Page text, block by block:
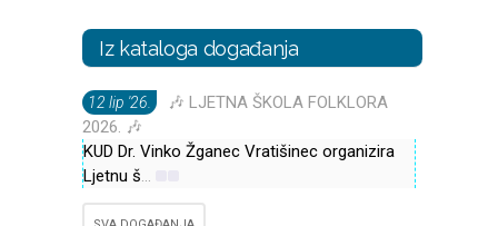
Iz kataloga događanja
12 lip '26.
🎶 LJETNA ŠKOLA FOLKLORA
2026. 🎶
KUD Dr. Vinko Žganec Vratišinec organizira
Ljetnu š...